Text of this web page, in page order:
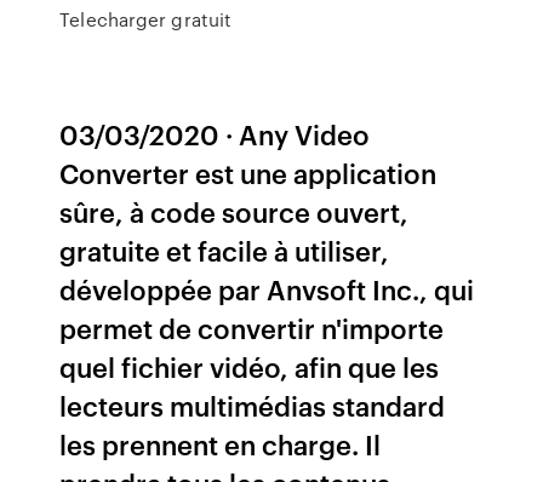
Telecharger gratuit
03/03/2020 · Any Video
Converter est une application
sûre, à code source ouvert,
gratuite et facile à utiliser,
développée par Anvsoft Inc., qui
permet de convertir n'importe
quel fichier vidéo, afin que les
lecteurs multimédias standard
les prennent en charge. Il